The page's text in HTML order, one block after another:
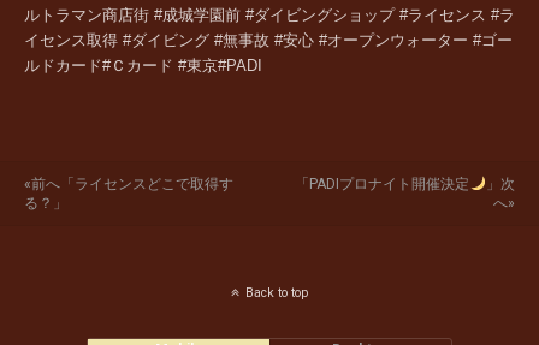
ルトラマン商店街 #成城学園前 #ダイビングショップ #ライセンス #ラ
イセンス取得 #ダイビング #無事故 #安心 #オープンウォーター #ゴー
ルドカード#Ｃカード #東京#PADI
«前へ「ライセンスどこで取得す
る？」
「PADIプロナイト開催決定
」次
へ»
Back to top